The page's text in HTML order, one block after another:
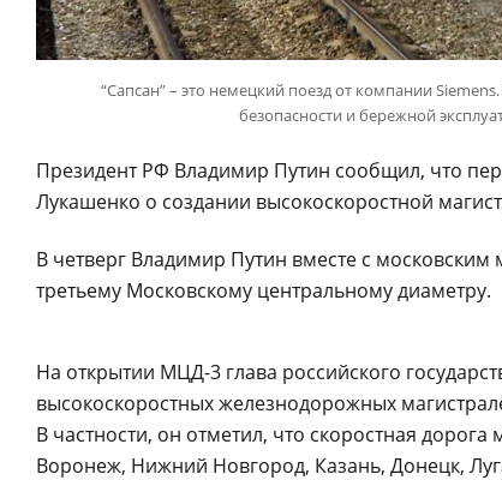
“Сапсан” – это немецкий поезд от компании
безопасности и бережной
Президент РФ Владимир Путин сообщил, что
Лукашенко о создании высокоскоростной
В четверг Владимир Путин вместе с
третьему Московскому центральному диаметру.
На открытии МЦД-3 глава российского
высокоскоростных железнодорожных
В частности, он отметил, что скоростная
Воронеж, Нижний Новгород, Казань, Донецк,